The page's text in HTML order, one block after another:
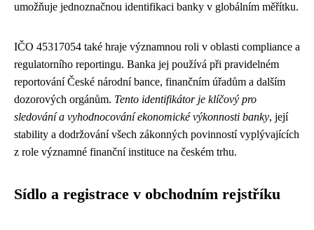
umožňuje jednoznačnou identifikaci banky v globálním měřítku.
IČO 45317054 také hraje významnou roli v oblasti compliance a
regulatorního reportingu. Banka jej používá při pravidelném
reportování České národní bance, finančním úřadům a dalším
dozorových orgánům. Tento identifikátor je klíčový pro
sledování a vyhodnocování ekonomické výkonnosti banky, její
stability a dodržování všech zákonných povinností vyplývajících
z role významné finanční instituce na českém trhu.
Sídlo a registrace v obchodním rejstříku